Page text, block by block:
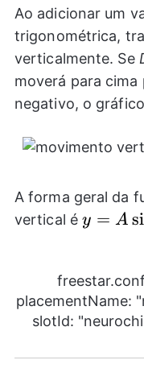
Ao adicionar um
trigonométrica,
verticalmente. Se
moverá para
negativo, o
A forma geral da
vertical éy=A
C)+D
y = A si
placementName:
slotId: